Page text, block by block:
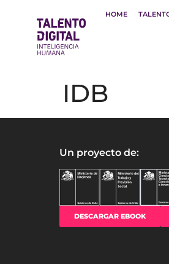
HOME
IDB
Un proyecto de:
DESCARGAR EBOOK